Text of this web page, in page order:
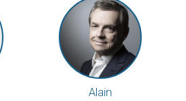
Alain